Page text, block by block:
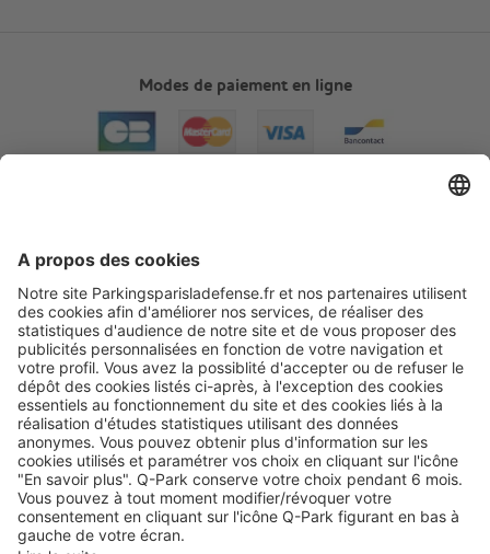
Modes de paiement en ligne
Informations pratiques
Nos services
Nous contacter